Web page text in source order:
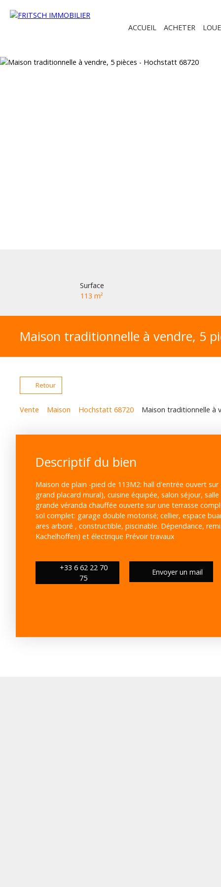
ACCUEIL ACHETER
Surface
113m²
Maison traditionnelle à vendre, 5
Retour
Vente Maison Hochstatt 68720 Maison traditionnelle à
Descriptif du bien
Maison de plain -pied de 113M2: hall d'entrée ouvert
grand placard mural), cuisine équipée, salon séjour,
grande véranda chauffée ouverte sur une terrasse
sol complet: garage double motorisé; cellier, espace
ares arboré , constructible, piscinable. Dépendance,
Kachelhoffen) et électrique Prévoir travaux
+33 6 62 22 70
75
Envoyer un mail